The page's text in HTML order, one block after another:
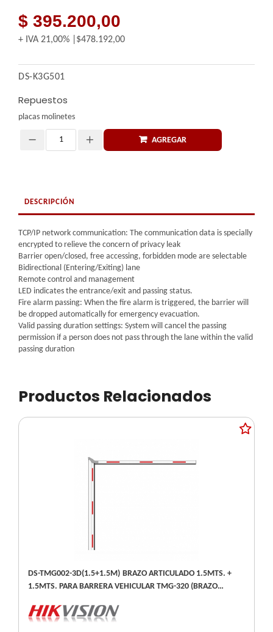
$ 395.200,00
+ IVA 21,00% $478.192,00
DS-K3G501
Repuestos
placas molinetes
AGREGAR
DESCRIPCIÓN
TCP/IP network communication: The communication data is specially
encrypted to relieve the concern of privacy leak
Barrier open/closed, free accessing, forbidden mode are selectable
Bidirectional (Entering/Exiting) lane
Remote control and management
LED indicates the entrance/exit and passing status.
Fire alarm passing: When the fire alarm is triggered, the barrier will
be dropped automatically for emergency evacuation.
Valid passing duration settings: System will cancel the passing
permission if a person does not pass through the lane within the valid
passing duration
Productos Relacionados
DS-TMG002-3D(1.5+1.5M) BRAZO ARTICULADO 1.5MTS. +
1.5MTS. PARA BARRERA VEHICULAR TMG-320 (BRAZO